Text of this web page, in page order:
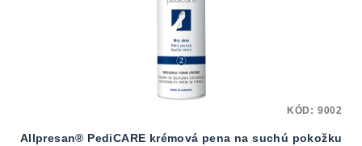
Allpresan® PediCARE krémová pena na suchú pokožku
KÓD: 9002